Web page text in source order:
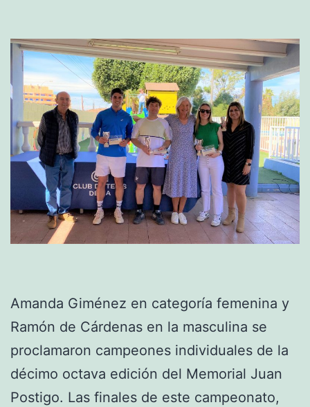
Amanda Giménez en categoría femenina y
Ramón de Cárdenas en la masculina se
proclamaron campeones individuales de la
décimo octava edición del Memorial Juan
Postigo. Las finales de este campeonato,